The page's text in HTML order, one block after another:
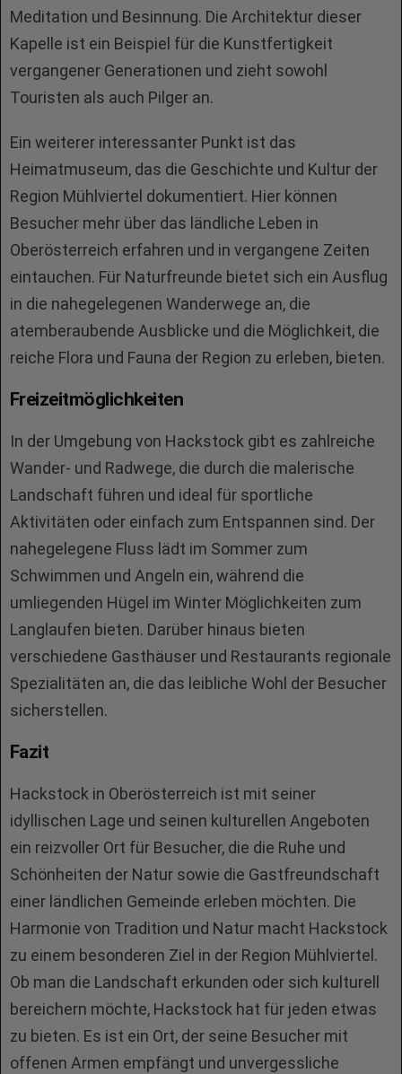
Meditation und Besinnung. Die Architektur dieser
Kapelle ist ein Beispiel für die Kunstfertigkeit
vergangener Generationen und zieht sowohl
Touristen als auch Pilger an.
Ein weiterer interessanter Punkt ist das
Heimatmuseum, das die Geschichte und Kultur der
Region Mühlviertel dokumentiert. Hier können
Besucher mehr über das ländliche Leben in
Oberösterreich erfahren und in vergangene Zeiten
eintauchen. Für Naturfreunde bietet sich ein Ausflug
in die nahegelegenen Wanderwege an, die
atemberaubende Ausblicke und die Möglichkeit, die
reiche Flora und Fauna der Region zu erleben, bieten.
Freizeitmöglichkeiten
In der Umgebung von Hackstock gibt es zahlreiche
Wander- und Radwege, die durch die malerische
Landschaft führen und ideal für sportliche
Aktivitäten oder einfach zum Entspannen sind. Der
nahegelegene Fluss lädt im Sommer zum
Schwimmen und Angeln ein, während die
umliegenden Hügel im Winter Möglichkeiten zum
Langlaufen bieten. Darüber hinaus bieten
verschiedene Gasthäuser und Restaurants regionale
Spezialitäten an, die das leibliche Wohl der Besucher
sicherstellen.
Fazit
Hackstock in Oberösterreich ist mit seiner
idyllischen Lage und seinen kulturellen Angeboten
ein reizvoller Ort für Besucher, die die Ruhe und
Schönheiten der Natur sowie die Gastfreundschaft
einer ländlichen Gemeinde erleben möchten. Die
Harmonie von Tradition und Natur macht Hackstock
zu einem besonderen Ziel in der Region Mühlviertel.
Ob man die Landschaft erkunden oder sich kulturell
bereichern möchte, Hackstock hat für jeden etwas
zu bieten. Es ist ein Ort, der seine Besucher mit
offenen Armen empfängt und unvergessliche